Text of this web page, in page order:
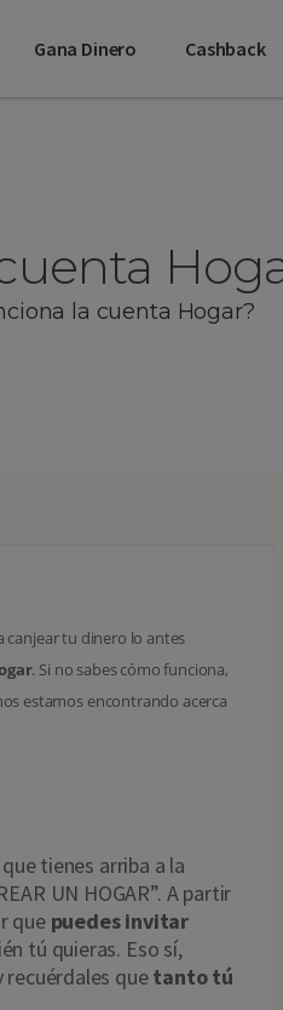
Gana Dinero Cashback
la cuenta Hogar?
canjear tu dinero lo antes
. Si no sabes cómo funciona,
estamos encontrando acerca
tienes arriba a la
UN HOGAR”. A partir
que puedes invitar
tú quieras. Eso sí,
quetanto tú